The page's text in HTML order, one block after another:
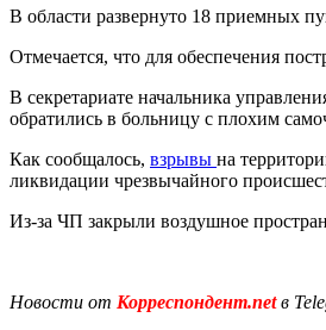
В области развернуто 18 приемных
Отмечается, что для обеспечения
В секретариате начальника
обратились в больницу с плохим
Как сообщалось, взрывы на
ликвидации чрезвычайного
Из-за ЧП закрыли воздушное
Новости от Корреспондент.netв